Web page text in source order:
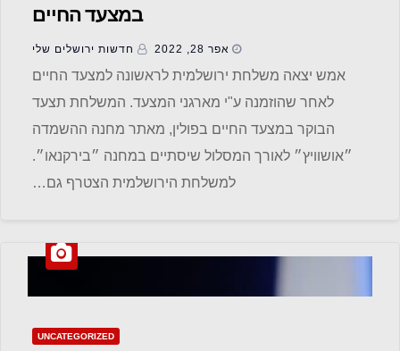
במצעד החיים
אפר 28, 2022 חדשות ‫ירושלים שלי
אמש יצאה משלחת ירושלמית לראשונה למצעד החיים
לאחר שהוזמנה ע"י מארגני המצעד. המשלחת תצעד
הבוקר במצעד החיים בפולין, מאתר מחנה ההשמדה
״אושוויץ״ לאורך המסלול שיסתיים במחנה ״בירקנאו״.
למשלחת הירושלמית הצטרף גם…
UNCATEGORIZED